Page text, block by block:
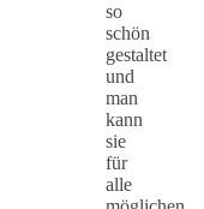
so
schön
gestaltet
und
man
kann
sie
für
alle